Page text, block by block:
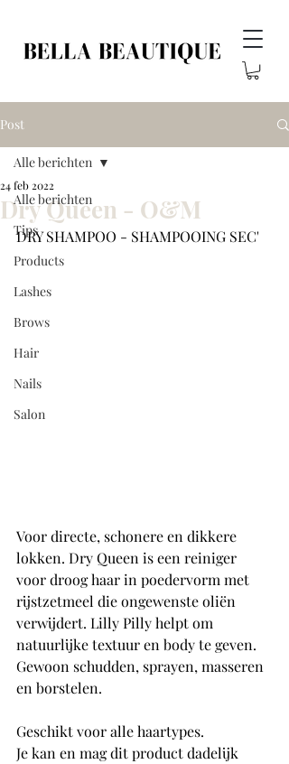
Post
Alle berichten
Tips
Products
Lashes
Brows
Hair
Nails
Salon
Alle berichten
Dry Queen - O&M
24 feb 2022
DRY SHAMPOO - SHAMPOOING SEC'
Voor directe, schonere en dikkere
lokken. Dry Queen is een reiniger
voor droog haar in poedervorm met
rijstzetmeel die ongewenste oliën
verwijdert. Lilly Pilly helpt om
natuurlijke textuur en body te geven.
Gewoon schudden, sprayen, masseren
en borstelen.
Geschikt voor alle haartypes.
Je kan en mag dit product dadelijk